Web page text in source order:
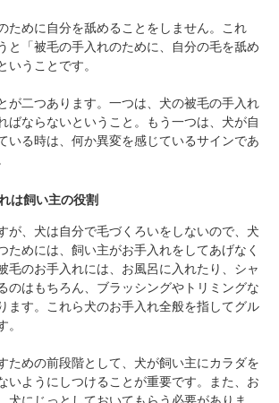
ために自分を舐めることをしません。これ
と「被毛の手入れのために、自分の毛を舐め
いうことです。
が二つあります。一つは、犬の被毛の手入れ
ばならないということ。もう一つは、犬が自
いる時は、何か異変を感じているサインであ
は飼い主の役割
が、犬は自分で毛づくろいをしないので、犬
ためには、飼い主がお手入れをしてあげなく
毛のお手入れには、お風呂に入れたり、シャ
のはもちろん、ブラッシングやトリミングな
ます。これら犬のお手入れ全般を指してグル
。
ための前段階として、犬が飼い主にカラダを
いようにしつけることが重要です。また、お